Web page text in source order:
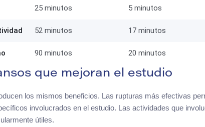
25 minutos 5 minutos
52 minutos 17 minutos
90 minutos 20 minutos
que mejoran el estudio
los mismos beneficios. Las rupturas más efectivas
involucrados en el estudio. Las actividades que
útiles.